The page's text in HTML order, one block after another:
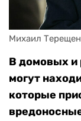
Михаил
В домовых и
могут
которые